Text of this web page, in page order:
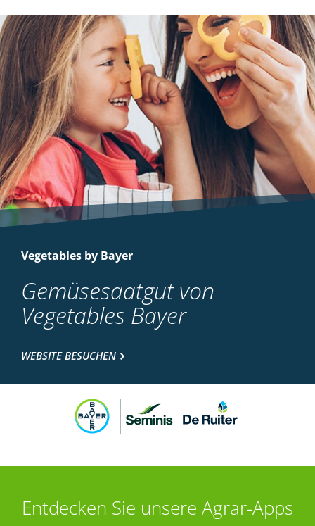
Vegetables by Bayer
Gemüsesaatgut von
Vegetables Bayer
WEBSITE BESUCHEN
Entdecken Sie unsere Agrar-Apps